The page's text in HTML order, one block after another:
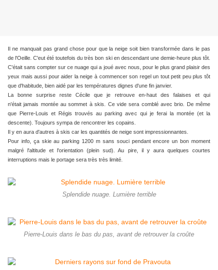
Il ne manquait pas grand chose pour que la neige soit bien transformée dans le pas
de l'Oeille. C'eut été toutefois du très bon ski en descendant une demie-heure plus tôt.
C'était sans compter sur ce nuage qui a joué avec nous, pour le plus grand plaisir des
yeux mais aussi pour aider la neige à commencer son regel un tout petit peu plus tôt
que d'habitude, bien aidé par les températures dignes d'une fin janvier.
La bonne surprise reste Cécile que je retrouve en-haut des falaises et qui
n'était jamais montée au sommet à skis. Ce vide sera comblé avec brio. De même
que Pierre-Louis et Régis trouvés au parking avec qui je ferai la montée (et la
descente). Toujours sympa de rencontrer les copains.
Il y en aura d'autres à skis car les quantités de neige sont impressionnantes.
Pour info, ça skie au parking 1200 m sans souci pendant encore un bon moment
malgré l'altitude et l'orientation (plein sud). Au pire, il y aura quelques courtes
interruptions mais le portage sera très très limité.
Splendide nuage. Lumière terrible
Pierre-Louis dans le bas du pas, avant de retrouver la croûte